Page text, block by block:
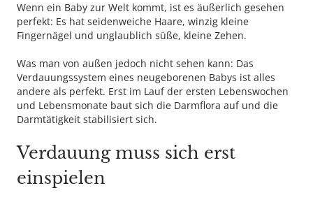
Wenn ein Baby zur Welt kommt, ist es äußerlich gesehen
perfekt: Es hat seidenweiche Haare, winzig kleine
Fingernägel und unglaublich süße, kleine Zehen.
Was man von außen jedoch nicht sehen kann: Das
Verdauungssystem eines neugeborenen Babys ist alles
andere als perfekt. Erst im Lauf der ersten Lebenswochen
und Lebensmonate baut sich die Darmflora auf und die
Darmtätigkeit stabilisiert sich.
Verdauung muss sich erst
einspielen